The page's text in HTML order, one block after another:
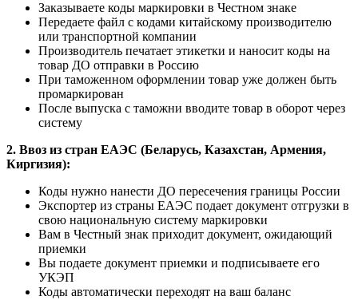
Заказываете коды маркировки в Честном знаке
Передаете файл с кодами китайскому производителю
или транспортной компании
Производитель печатает этикетки и наносит коды на
товар ДО отправки в Россию
При таможенном оформлении товар уже должен быть
промаркирован
После выпуска с таможни вводите товар в оборот через
систему
2. Ввоз из стран ЕАЭС (Беларусь, Казахстан, Армения,
Киргизия):
Коды нужно нанести ДО пересечения границы России
Экспортер из страны ЕАЭС подает документ отгрузки в
свою национальную систему маркировки
Вам в Честный знак приходит документ, ожидающий
приемки
Вы подаете документ приемки и подписываете его
УКЭП
Коды автоматически переходят на ваш баланс